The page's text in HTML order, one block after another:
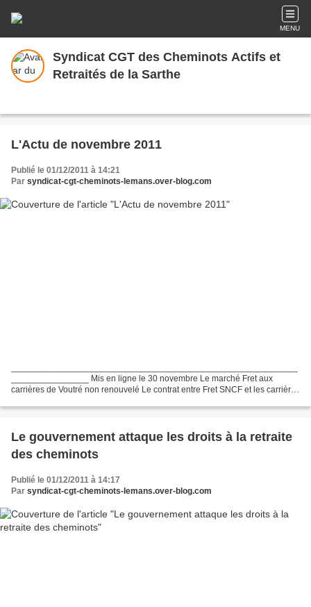
MENU
Syndicat CGT des Cheminots Actifs et
Retraités de la Sarthe
L'Actu de novembre 2011
Publié le 01/12/2011 à 14:21
Par syndicat-cgt-cheminots-lemans.over-blog.com
________________ Mis en ligne le 30 novembre Le marché Fret aux
carrières de Voutré non renouvelé Le contrat entre Fret SNCF et les carrières
Le gouvernement attaque les droits à la retraite
des cheminots
Publié le 01/12/2011 à 14:17
Par syndicat-cgt-cheminots-lemans.over-blog.com